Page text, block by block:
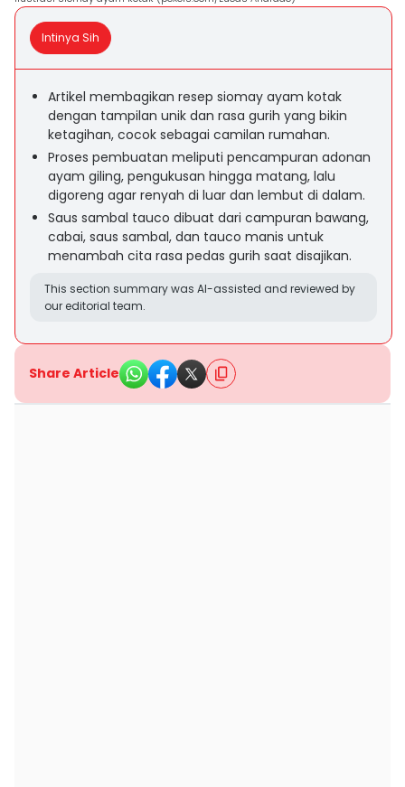
Intinya Sih
Artikel membagikan resep siomay ayam kotak
dengan tampilan unik dan rasa gurih yang bikin
ketagihan, cocok sebagai camilan rumahan.
Proses pembuatan meliputi pencampuran adonan
ayam giling, pengukusan hingga matang, lalu
digoreng agar renyah di luar dan lembut di dalam.
Saus sambal tauco dibuat dari campuran bawang,
cabai, saus sambal, dan tauco manis untuk
menambah cita rasa pedas gurih saat disajikan.
This section summary was AI-assisted and reviewed by
our editorial team.
Share Article